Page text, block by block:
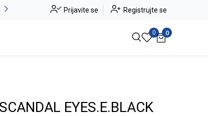
Novo u ponudi - Jadea Pogledaj više
Prijavite se Registrujte se
0 0
EYES.E.BLACK